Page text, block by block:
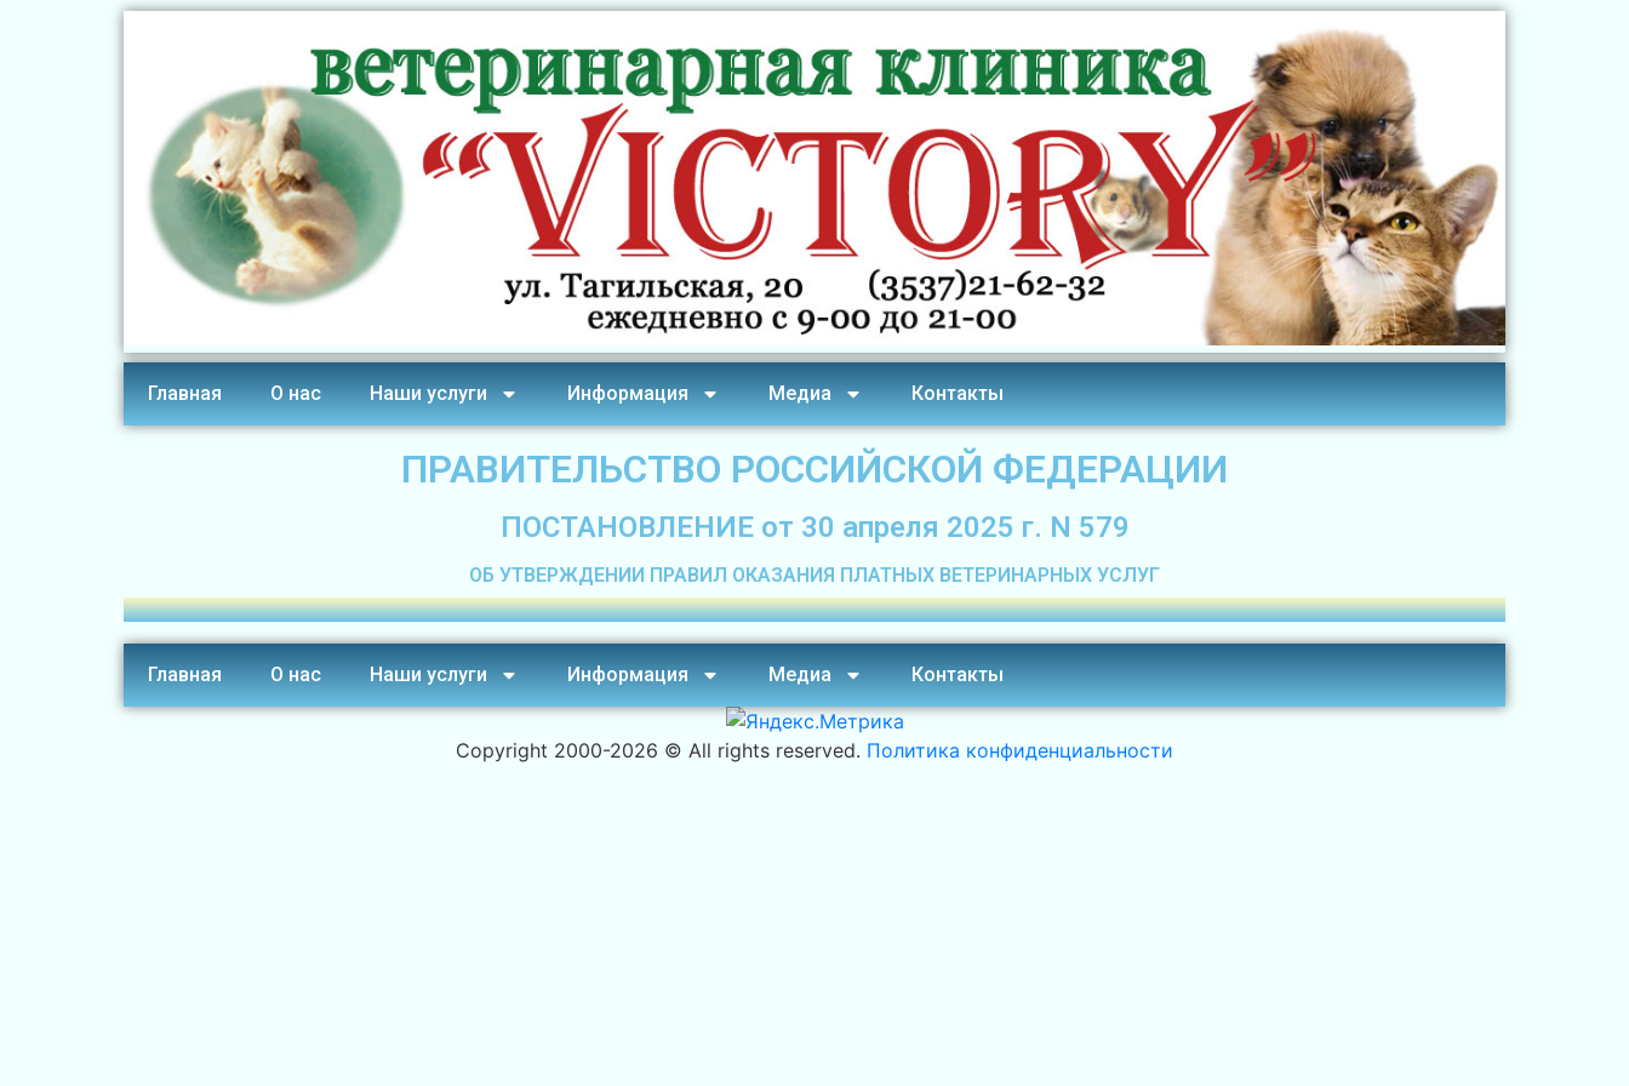
Главная О нас Наши услуги Информация Медиа Контакты
ПРАВИТЕЛЬСТВО РОССИЙСКОЙ ФЕДЕРАЦИИ
ПОСТАНОВЛЕНИЕ от 30 апреля 2025 г. N 579
ОБ УТВЕРЖДЕНИИ ПРАВИЛ ОКАЗАНИЯ ПЛАТНЫХ ВЕТЕРИНАРНЫХ УСЛУГ
Главная О нас Наши услуги Информация Медиа Контакты
Copyright 2000-2026 © All rights reserved. Политика конфиденциальности